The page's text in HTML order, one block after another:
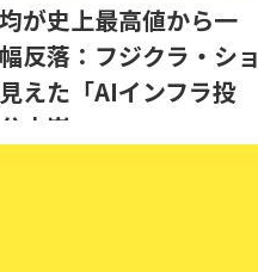
が史上最高値から一
反落：フジクラ・ショ
えた「AIインフラ投
水嶺